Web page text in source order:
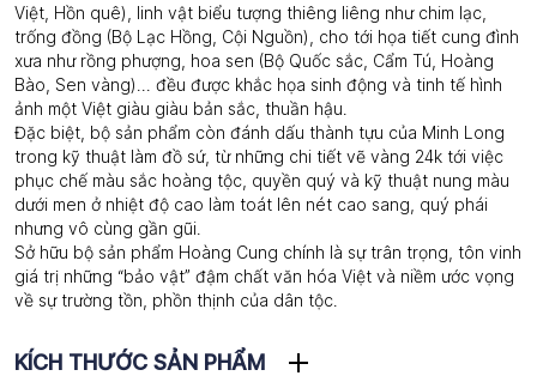
Việt, Hồn quê), linh vật biểu tượng thiêng liêng như chim lạc,
trống đồng (Bộ Lạc Hồng, Cội Nguồn), cho tới họa tiết cung đình
xưa như rồng phượng, hoa sen (Bộ Quốc sắc, Cẩm Tú, Hoàng
Bào, Sen vàng)… đều được khắc họa sinh động và tinh tế hình
ảnh một Việt giàu giàu bản sắc, thuần hậu.
Đặc biệt, bộ sản phẩm còn đánh dấu thành tựu của Minh Long
trong kỹ thuật làm đồ sứ, từ những chi tiết vẽ vàng 24k tới việc
phục chế màu sắc hoàng tộc, quyền quý và kỹ thuật nung màu
dưới men ở nhiệt độ cao làm toát lên nét cao sang, quý phái
nhưng vô cùng gần gũi.
Sở hữu bộ sản phẩm Hoàng Cung chính là sự trân trọng, tôn vinh
giá trị những “bảo vật” đậm chất văn hóa Việt và niềm ước vọng
về sự trường tồn, phồn thịnh của dân tộc.
KÍCH THƯỚC SẢN PHẨM